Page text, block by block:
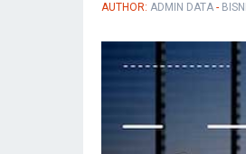
AUTHOR: ADMIN DATA -